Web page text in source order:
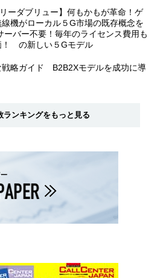
ーダブリュー】何もかもが革命！ゲ
機がローカル５G市場の既存概念を
ーバー不要！毎年のライセンス費用も
！ の新しい５Gモデル
戦略ガイド B2B2Xモデルを成功に導
ランキングをもっと見る